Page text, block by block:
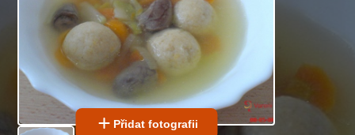
Přidat fotografii